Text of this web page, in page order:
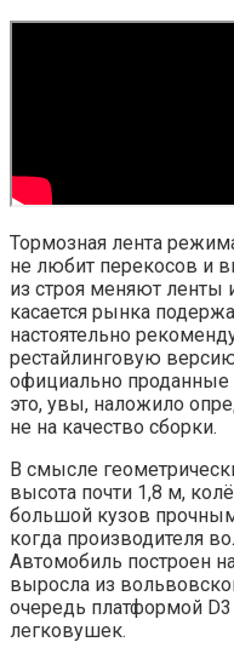
Тормозная лента
не любит перекосов и
из строя меняют ленты
касается рынка
настоятельно
рестайлинговую
официально
это, увы, наложило
не на качество сборки.
В смысле
высота почти 1,8 м,
большой кузов
когда производителя
Автомобиль построен
выросла из
очередь платформой
легковушек.